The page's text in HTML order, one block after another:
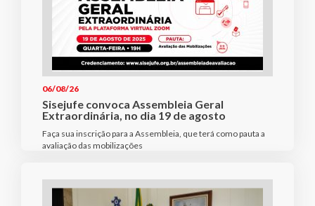
06/08/26
Sisejufe convoca Assembleia Geral
Extraordinária, no dia 19 de agosto
Faça sua inscrição para a Assembleia, que terá como pauta a
avaliação das mobilizações